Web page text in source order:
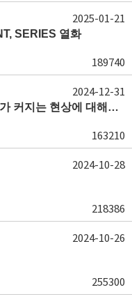
SERIES 열화
189740
2025-01-21
HF와 LF중 LF REFLECT POWER가 커지는 현상에 대해서 도움이 필요합니다.
163210
2024-12-31
218386
2024-10-28
255300
2024-10-26